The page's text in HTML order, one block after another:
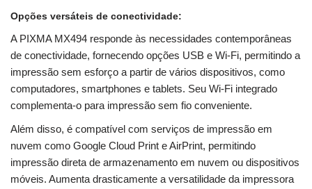
Opções versáteis de conectividade:
A PIXMA MX494 responde às necessidades contemporâneas
de conectividade, fornecendo opções USB e Wi-Fi, permitindo a
impressão sem esforço a partir de vários dispositivos, como
computadores, smartphones e tablets. Seu Wi-Fi integrado
complementa-o para impressão sem fio conveniente.
Além disso, é compatível com serviços de impressão em
nuvem como Google Cloud Print e AirPrint, permitindo
impressão direta de armazenamento em nuvem ou dispositivos
móveis. Aumenta drasticamente a versatilidade da impressora